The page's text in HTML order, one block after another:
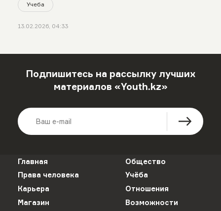
Учеба
13.02.2026, 04:33
Подпишитесь на рассылку лучших
материалов «Youth.kz»
Главная
Общество
Права человека
Учёба
Карьера
Отношения
Магазин
Возможности